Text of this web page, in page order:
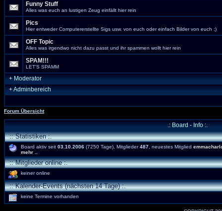
Funny Stuff
Alles was euch an lustigen Zeug einfällt hier rein
Pics
Hier entweder Computererstellte Sigs usw. von euch oder einfach Bilder von euch ;)
OFF Topic
Alles was irgendwo nicht dazu passt und ihr spammen wollt hier rein
SPAM!!!
LET'S SPAMM
+ Moderator
+Adminbereich
Forum Übersicht
.: Board - Info :.
:: Statistiken :.
Board aktiv seit 03.10.2006 (7250 Tage), Mitglieder487 , neuestes Mitglied
mehr ..
:: Mitglieder online :.
keiner online
:: Kalender-Events (nächsten 14 Tage) :.
keine Termine vorhanden